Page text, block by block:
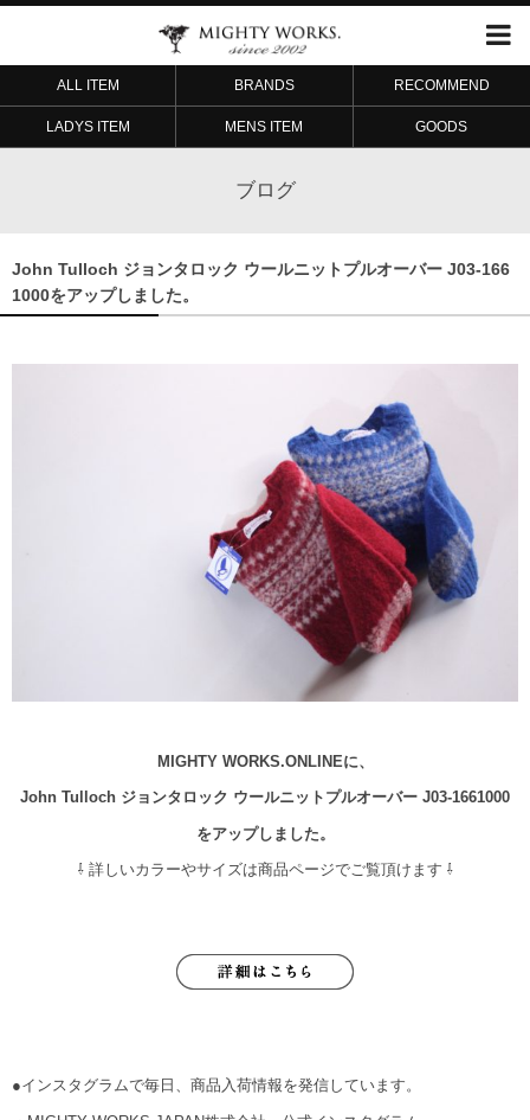
ALL ITEM BRANDS RECOMMEND
LADYS ITEM MENS ITEM GOODS
ブログ
John Tulloch ジョンタロック ウールニットプルオーバー J03-166
1000をアップしました。
MIGHTY WORKS.ONLINEに、
John Tulloch ジョンタロック ウールニットプルオーバー J03-1661000
をアップしました。
⇩ 詳しいカラーやサイズは商品ページでご覧頂けます ⇩
●インスタグラムで毎日、商品入荷情報を発信しています。